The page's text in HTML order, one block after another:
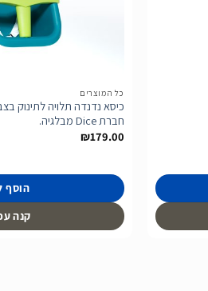
כל המוצרים
כיסא נדנדה תלויה לתינוק
חברת Dice מבלגיה.
₪179.00
הוסף
קנה